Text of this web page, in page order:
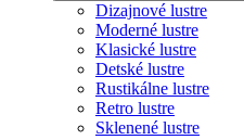
Dizajnové lustre
Moderné lustre
Klasické lustre
Detské lustre
Rustikálne lustre
Retro lustre
Sklenené lustre